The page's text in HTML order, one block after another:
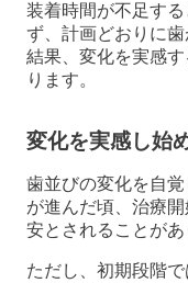
装着時間が不足す
ず、計画どおりに
結果、変化を実感
ります。
変化を実感し始
歯並びの変化を自
が進んだ頃、治療
安とされることがあ
ただし、初期段階